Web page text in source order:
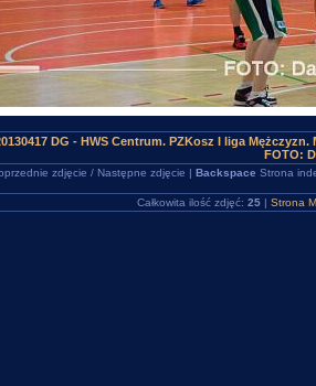
DG - HWS Centrum. PZKosz I liga
FOTO:
zdjęcie / Następne zdjęcie | Backspace Strona
Całkowita ilość zdjęć: 25 | Strona